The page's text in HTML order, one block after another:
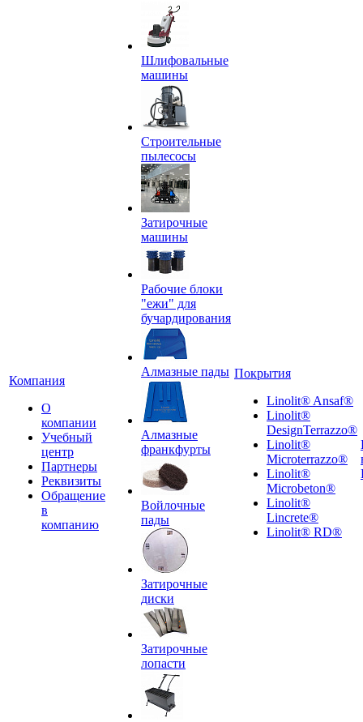
Компания
О
компании
Учебный
центр
Партнеры
Реквизиты
Обращение
в
компанию
Шлифовальные
машины
Строительные
пылесосы
Затирочные
машины
Рабочие блоки
"ежи" для
бучардирования
Алмазные пады
Алмазные
франкфурты
Войлочные
пады
Затирочные
диски
Затирочные
лопасти
Покрытия
Linolit® Ansaf®
Linolit®
DesignTerrazzo®
Linolit®
Microterrazzo®
Linolit®
Microbeton®
Linolit®
Lincrete®
Linolit® RD®